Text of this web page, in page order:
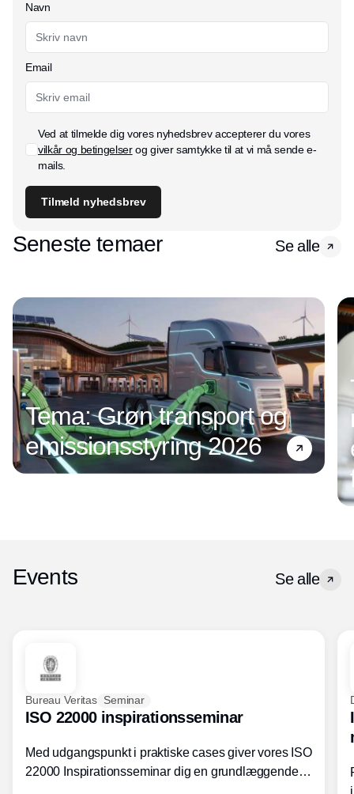
Navn
Email
Ved at tilmelde dig vores nyhedsbrev accepterer du vores
vilkår og betingelserog giver samtykke til at vi må sende e-
mails.
Tilmeld nyhedsbrev
Seneste temaer Se alle
Tema: Grøn transport og
emissionsstyring 2026
Events Se alle
Bureau Veritas Seminar
ISO 22000 inspirationsseminar
Med udgangspunkt i praktiske cases giver vores ISO
22000 Inspirationsseminar dig en grundlæggende